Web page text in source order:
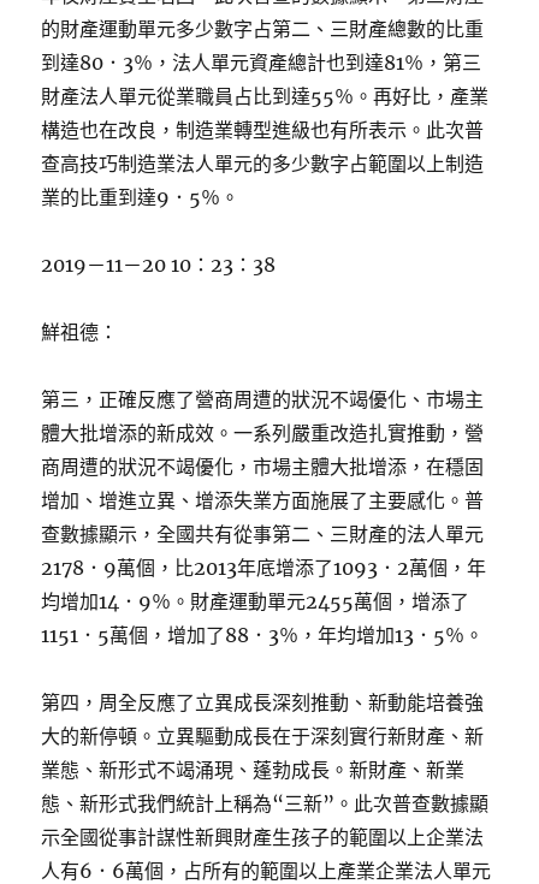
的財產運動單元多少數字占第二、三財產總數的比重
到達80．3％，法人單元資產總計也到達81％，第三
財產法人單元從業職員占比到達55％。再好比，產業
構造也在改良，制造業轉型進級也有所表示。此次普
查高技巧制造業法人單元的多少數字占範圍以上制造
業的比重到達9．5％。
2019－11－20 10：23：38
鮮祖德：
第三，正確反應了營商周遭的狀況不竭優化、市場主
體大批增添的新成效。一系列嚴重改造扎實推動，營
商周遭的狀況不竭優化，市場主體大批增添，在穩固
增加、增進立異、增添失業方面施展了主要感化。普
查數據顯示，全國共有從事第二、三財產的法人單元
2178．9萬個，比2013年底增添了1093．2萬個，年
均增加14．9％。財產運動單元2455萬個，增添了
1151．5萬個，增加了88．3％，年均增加13．5％。
第四，周全反應了立異成長深刻推動、新動能培養強
大的新停頓。立異驅動成長在于深刻實行新財產、新
業態、新形式不竭涌現、蓬勃成長。新財產、新業
態、新形式我們統計上稱為“三新”。此次普查數據顯
示全國從事計謀性新興財產生孩子的範圍以上企業法
人有6．6萬個，占所有的範圍以上產業企業法人單元